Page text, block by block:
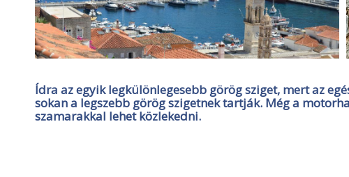
Ídra az egyik legkülönlegesebb görög sziget, mert az
sokan a legszebb görög szigetnek tartják. Még a
szamarakkal lehet közlekedni.